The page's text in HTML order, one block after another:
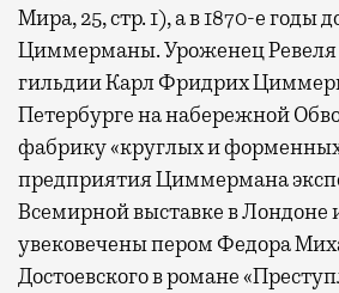
Мира, 25, стр. 1), а в 1870-е
Циммерманы. Уроженец Ревеля
гильдии Карл Фридрих
Петербурге на набережной
фабрику «круглых и
предприятия Циммермана
Всемирной выставке в Лондоне
увековечены пером Федора
Достоевского в романе